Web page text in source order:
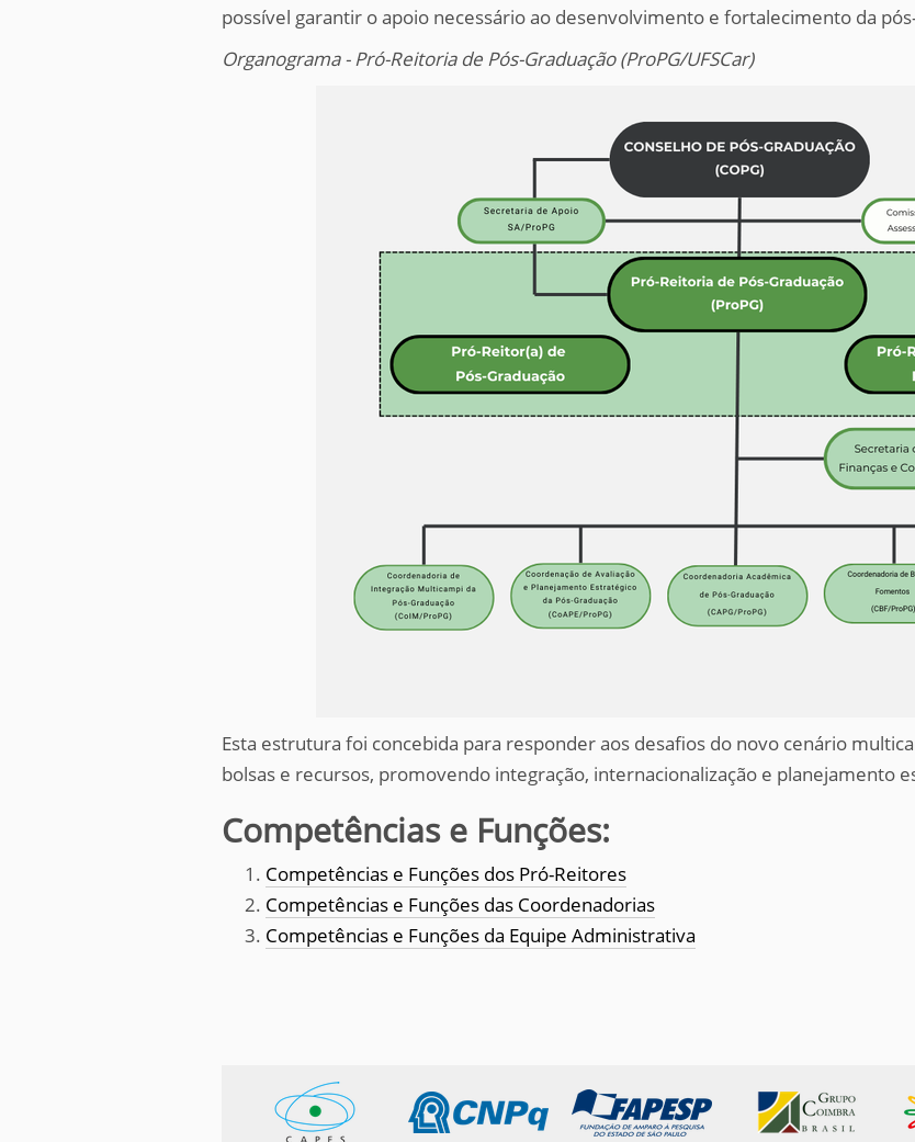
possível garantir o apoio necessário ao desenvolvimento e fortalecimento da
Organograma - Pró-Reitoria de Pós-Graduação (ProPG/UFSCar)
Esta estrutura foi concebida para responder aos desafios do novo cenário
bolsas e recursos, promovendo integração, internacionalização e planejamento
Competências e Funções:
Competências e Funções dos Pró-Reitores
Competências e Funções das Coordenadorias
Competências e Funções da Equipe Administrativa